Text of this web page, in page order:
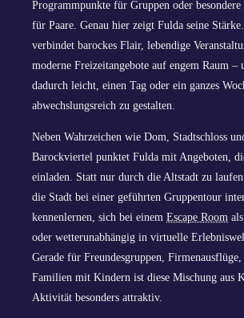
Programmpunkte für Gruppen oder
für Paare. Genau hier zeigt Fulda seine
verbindet barockes Flair, lebendige
moderne Freizeitangebote auf engem Raum –
dadurch leicht, einen Tag oder ein ganzes
abwechslungsreich zu gestalten.
Neben Wahrzeichen wie Dom, Stadtschloss
Barockviertel punktet Fulda mit Angeboten,
einladen. Statt nur durch die Altstadt zu
die Stadt bei einer geführten Gruppentour
kennenlernen, sich bei einem Escape Room
oder wetterunabhängig in virtuelle
Gerade für Freundesgruppen,
Familien mit Kindern ist diese Mischung aus
Aktivität besonders attraktiv.